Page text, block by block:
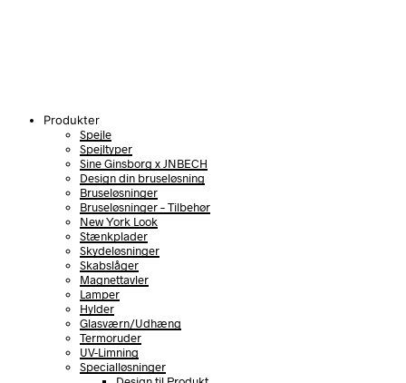
Produkter
Spejle
Spejltyper
Sine Ginsborg x JNBECH
Design din bruseløsning
Bruseløsninger
Bruseløsninger – Tilbehør
New York Look
Stænkplader
Skydeløsninger
Skabslåger
Magnettavler
Lamper
Hylder
Glasværn/Udhæng
Termoruder
UV-Limning
Specialløsninger